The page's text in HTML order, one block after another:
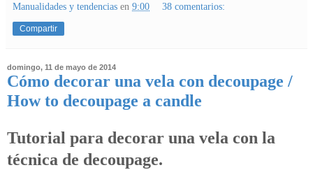
Manualidades y tendencias en 9:00 38 comentarios:
Compartir
domingo, 11 de mayo de 2014
Cómo decorar una vela con decoupage /
How to decoupage a candle
Tutorial para decorar una vela con la
técnica de decoupage.